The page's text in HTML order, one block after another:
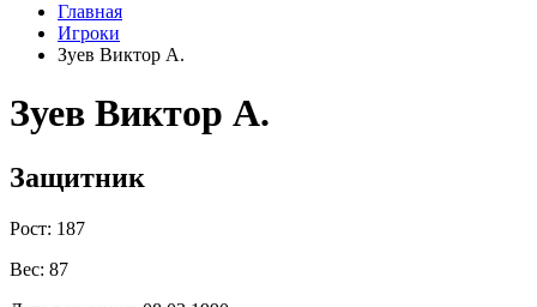
Главная
Игроки
Зуев Виктор А.
Зуев Виктор А.
Защитник
Рост: 187
Вес: 87